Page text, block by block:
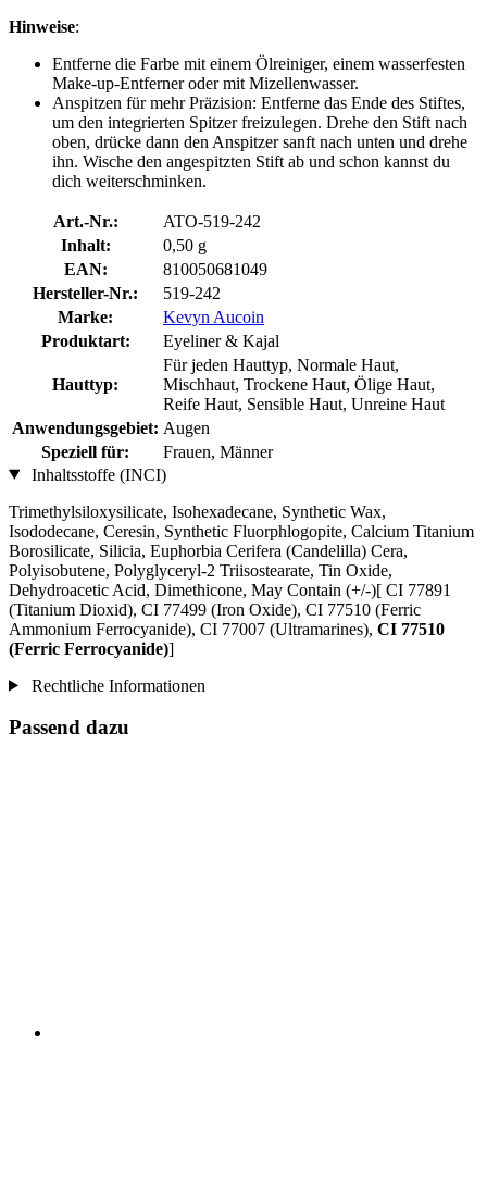
Hinweise:
Entferne die Farbe mit einem Ölreiniger, einem wasserfesten
Make-up-Entferner oder mit Mizellenwasser.
Anspitzen für mehr Präzision: Entferne das Ende des Stiftes,
um den integrierten Spitzer freizulegen. Drehe den Stift nach
oben, drücke dann den Anspitzer sanft nach unten und drehe
ihn. Wische den angespitzten Stift ab und schon kannst du
dich weiterschminken.
Art.-Nr.:
ATO-519-242
Inhalt:
0,50 g
EAN:
810050681049
Hersteller-Nr.:
519-242
Marke:
Kevyn Aucoin
Produktart:
Eyeliner & Kajal
Hauttyp:
Für jeden Hauttyp, Normale Haut,
Mischhaut, Trockene Haut, Ölige Haut,
Reife Haut, Sensible Haut, Unreine Haut
Anwendungsgebiet: Augen
Speziell für:
Frauen, Männer
Inhaltsstoffe (INCI)
Trimethylsiloxysilicate, Isohexadecane, Synthetic Wax,
Isododecane, Ceresin, Synthetic Fluorphlogopite, Calcium Titanium
Borosilicate, Silicia, Euphorbia Cerifera (Candelilla) Cera,
Polyisobutene, Polyglyceryl-2 Triisostearate, Tin Oxide,
Dehydroacetic Acid, Dimethicone, May Contain (+/-)[ CI 77891
(Titanium Dioxid), CI 77499 (Iron Oxide), CI 77510 (Ferric
Ammonium Ferrocyanide), CI 77007 (Ultramarines) , CI 77510
(Ferric Ferrocyanide)]
Rechtliche Informationen
Passend dazu